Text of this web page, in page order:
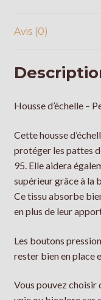
Avis (0)
Housse d’échelle –
Cette housse
protéger les pattes
95. Elle aidera
supérieur grâce à la
Ce tissu absorbe
en plus de leur
Les boutons
rester bien en place
Vous pouvez choisir